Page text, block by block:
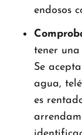
endosos
tener
Se
agua,
es